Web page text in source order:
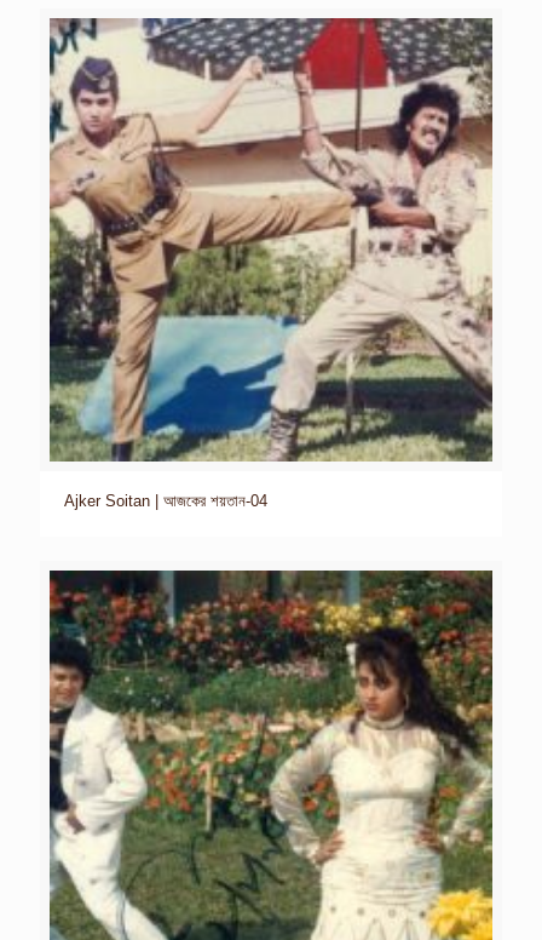
Ajker Soitan | আজকের শয়তান-04